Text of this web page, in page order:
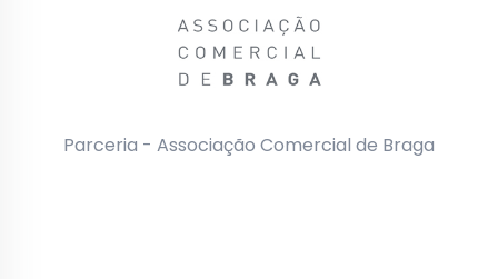
Parceria - Associação Comercial de Braga